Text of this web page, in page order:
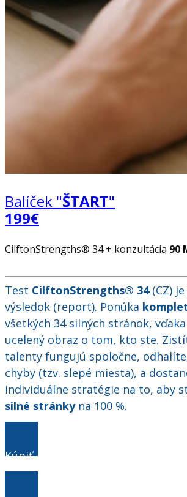
Balíček "ŠTART"
199€
CilftonStrengths® 34 + konzultácia 90
Test CilftonStrengths® 34(CZ)
výsledok (report). Ponúka
všetkých 34 silných stránok,
ucelený obraz o tom, kto ste.
talenty fungujú spoločne,
chyby (tzv. slepé miesta), a
individuálne stratégie na to, aby
silné stránkyna 100 %.
Kúpiť
balíček ŠTART za 199€